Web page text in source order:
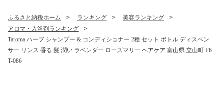
ふるさと納税ホーム ランキング
美容ランキング
アロマ・入浴剤ランキング
Taroma ハーブ シャンプー & コンディショナー 2種 セット ボトル ディスペン
サー リンス 香る 髪 潤い ラベンダー ローズマリー ヘアケア 富山県 立山町 F6
T-086